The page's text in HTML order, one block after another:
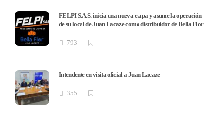
FELPI S.A.S. inicia una nueva etapa y asume la operación
de su local de Juan Lacaze como distribuidor de Bella Flor
793
Intendente en visita oficial a Juan Lacaze
355